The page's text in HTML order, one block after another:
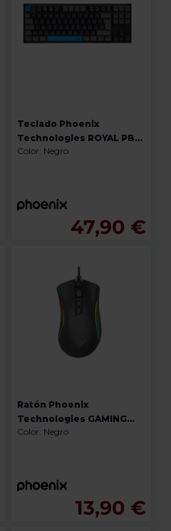
Teclado Phoenix
Technologies ROYAL PBT
GAMING MECHANICAL
Color: Negro
47,90 €
Ratón Phoenix
Technologies GAMING
VOID ELITE
Color: Negro
13,90 €